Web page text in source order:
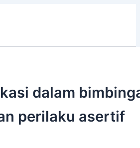
dalam
perilaku asertif